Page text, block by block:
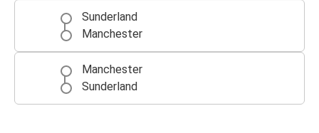
Sunderland
Manchester
Manchester
Sunderland